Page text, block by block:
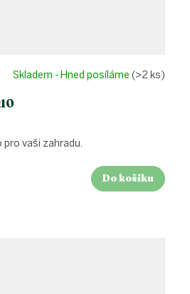
Skladem - Hned posíláme (>2 ks)
Do košíku
vaši zahradu.